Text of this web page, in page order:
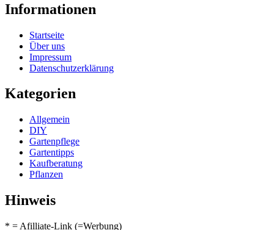
Informationen
Startseite
Über uns
Impressum
Datenschutzerklärung
Kategorien
Allgemein
DIY
Gartenpflege
Gartentipps
Kaufberatung
Pflanzen
Hinweis
* = Afilliate-Link (=Werbung)